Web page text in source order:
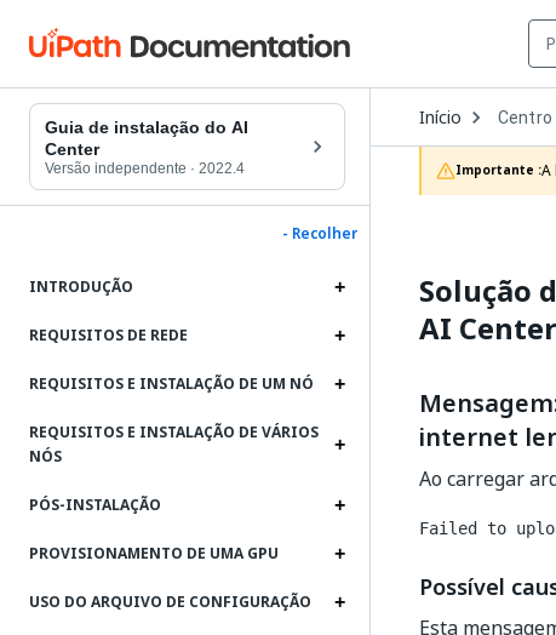
Guia de instalação do AI
Center
Versão independente · 2022.4
- Recolher
INTRODUÇÃO
REQUISITOS DE REDE
REQUISITOS E INSTALAÇÃO DE UM NÓ
REQUISITOS E INSTALAÇÃO DE VÁRIOS
NÓS
PÓS-INSTALAÇÃO
PROVISIONAMENTO DE UMA GPU
USO DO ARQUIVO DE CONFIGURAÇÃO
Início Open
to
choose
product
Centro
Importante :A
Solução
AI Center
internet
Ao carregar
Failed to
Possível
Esta